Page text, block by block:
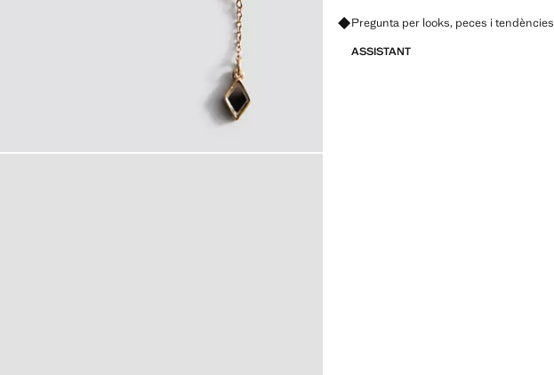
Pregunta per looks, peces i tendències
ASSISTANT